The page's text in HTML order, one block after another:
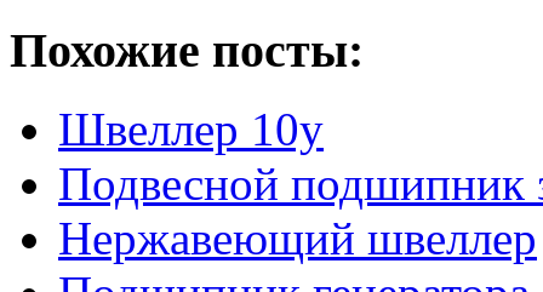
Похожие посты:
Швеллер 10у
Подвесной подшипник
Нержавеющий швеллер